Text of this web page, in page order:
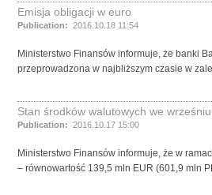
Emisja obligacji w euro
Publication: 2016.10.18 11:54
Ministerstwo Finansów informuje, że banki
przeprowadzona w najbliższym czasie w
Stan środków walutowych we wrześniu
Publication: 2016.10.17 15:00
Ministerstwo Finansów informuje, że w
– równowartość 139,5 mln EUR (601,9 mln